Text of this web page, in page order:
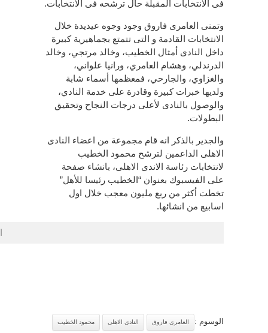
فى الانتخابات المقبلة حال ترشحه فى الانتخابات.
وتمنى العامرى فاروق وجود وجوه عيديدة خلال
الانتخابات القادمة و التى تتمتع بجماهيرية كبيرة
داخل النادى أمثال الخطيب، وخالد مرتجي، وخالد
الدرندلي، وهشام العامري، ورانيا علواني،
والغزاوي، والجارحي، فمعظمها أسماء شابة
ولديها خبرات كبيرة وقادرة على خدمة النادي،
والوصول بالنادى لأعلى درجات النجاح وتحقيق
البطولات.
والجدير بالذكر انه قام مجموعة من اعضاء النادى
الاهلى الداعمين لترشح محمود الخطيب
لانتخابات رئاسة الاندى الاهلى، بانشاء صفحة
على الفيسبوك بعنوان “الخطيب رئيسا للأهل”
تخطت أكثر من ربع مليون معجب خلال اول
اسابيع من انشائها.
الوسوم : العامرى فاروق النادى الاهلى محمود الخطيب